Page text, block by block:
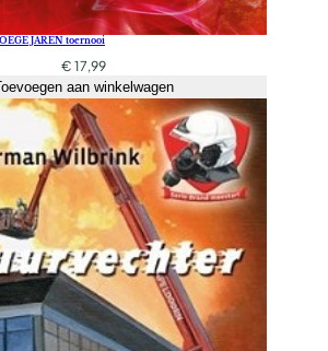
JAREN toernooi
€17,99
aan winkelwagen